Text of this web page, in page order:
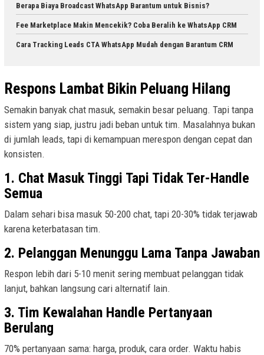
Berapa Biaya Broadcast WhatsApp Barantum untuk Bisnis?
Fee Marketplace Makin Mencekik? Coba Beralih ke WhatsApp CRM
Cara Tracking Leads CTA WhatsApp Mudah dengan Barantum CRM
Respons Lambat Bikin Peluang Hilang
Semakin banyak chat masuk, semakin besar peluang. Tapi tanpa
sistem yang siap, justru jadi beban untuk tim. Masalahnya bukan
di jumlah leads, tapi di kemampuan merespon dengan cepat dan
konsisten.
1. Chat Masuk Tinggi Tapi Tidak Ter-Handle
Semua
Dalam sehari bisa masuk 50-200 chat, tapi 20-30% tidak terjawab
karena keterbatasan tim.
2. Pelanggan Menunggu Lama Tanpa Jawaban
Respon lebih dari 5-10 menit sering membuat pelanggan tidak
lanjut, bahkan langsung cari alternatif lain.
3. Tim Kewalahan Handle Pertanyaan
Berulang
70% pertanyaan sama: harga, produk, cara order. Waktu habis